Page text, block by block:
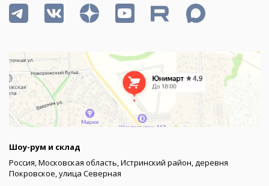
Шоу-рум и склад
Россия, Московская область, Истринский район, деревня
Покровское, улица Северная